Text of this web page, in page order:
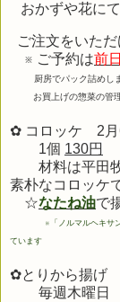
おかずや花に
ご注文をいた
※ ご予約は前
厨房でパック詰めし
お買上げの惣菜の管理
✿ コロッケ 2月
1個 130円
材料は平田牧
素朴なコロッケ
☆なたね油で
※ 「ノルマルヘキサ
ています
✿とりから揚げ
毎週木曜日 2